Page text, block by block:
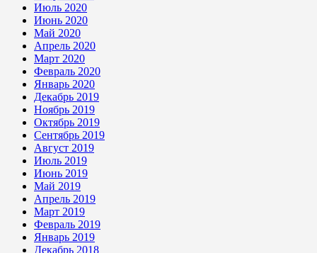
Июль 2020
Июнь 2020
Май 2020
Апрель 2020
Март 2020
Февраль 2020
Январь 2020
Декабрь 2019
Ноябрь 2019
Октябрь 2019
Сентябрь 2019
Август 2019
Июль 2019
Июнь 2019
Май 2019
Апрель 2019
Март 2019
Февраль 2019
Январь 2019
Декабрь 2018